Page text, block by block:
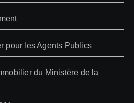
pour les Agents Publics
du Ministère de la